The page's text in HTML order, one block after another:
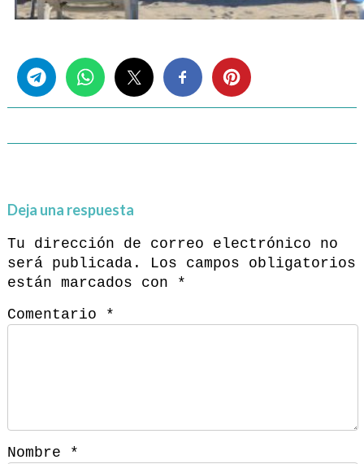
Deja una respuesta
Tu dirección de correo electrónico no
será publicada.
Los campos obligatorios
están marcados con
*
Comentario
*
Nombre *